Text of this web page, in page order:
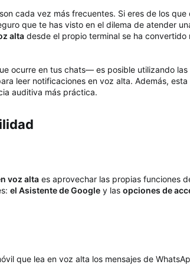
son cada vez más frecuentes. Si eres de los que
que te has visto en el dilema de atender
alta desde el propio terminal se ha convertido
ocurre en tus chats— es posible utilizando las
leer notificaciones en voz alta. Además, esta
auditiva más práctica.
voz alta es aprovechar las propias funciones
el Asistente de Google y las opciones de
que lea en voz alta los mensajes de